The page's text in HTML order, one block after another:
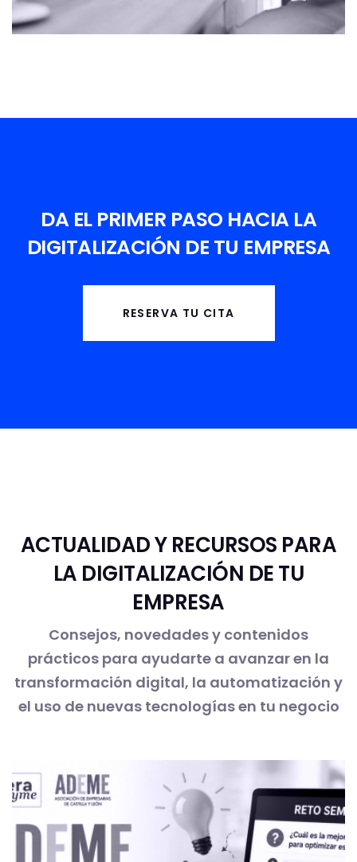
DA EL PRIMER PASO HACIA LA
DIGITALIZACIÓN DE TU EMPRESA
RESERVA TU CITA
ACTUALIDAD Y RECURSOS PARA
LA DIGITALIZACIÓN DE TU
EMPRESA
Consejos, novedades y contenidos
prácticos para ayudarte a avanzar en la
transformación digital, la automatización y
el uso de nuevas tecnologías en tu negocio